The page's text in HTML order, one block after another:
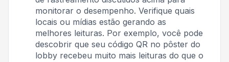
monitorar o desempenho. Verifique quais
locais ou mídias estão gerando as
melhores leituras. Por exemplo, você pode
descobrir que seu código QR no pôster do
lobby recebeu muito mais leituras do que o